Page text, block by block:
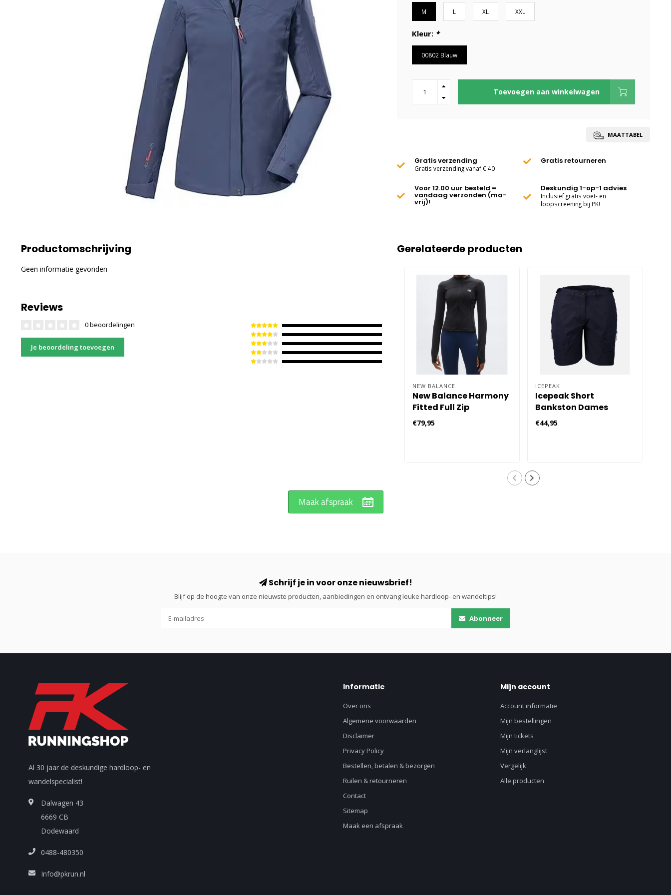
M L XL XXL
Kleur: *
00802 Blauw
Toevoegen aan winkelwagen
MAATTABEL
Gratis verzending
Gratis verzending vanaf € 40
Gratis retourneren
Voor 12.00 uur besteld =
vandaag verzonden (ma-
vrij)!
Deskundig 1-op-1 advies
Inclusief gratis voet- en
loopscreening bij PK!
Productomschrijving
Geen informatie gevonden
Reviews
0 beoordelingen
Je beoordeling toevoegen
Gerelateerde producten
NEW BALANCE
New Balance Harmony
Fitted Full Zip
Hardloopkleding
Dames - Zwart
€79,95
ICEPEAK
Icepeak Short
Bankston Dames
€44,95
Maak afspraak
Schrijf je in voor onze nieuwsbrief!
Blijf op de hoogte van onze nieuwste producten, aanbiedingen en ontvang leuke hardloop- en wandeltips!
Abonneer
Al 30 jaar de deskundige hardloop- en
wandelspecialist!
Dalwagen 43
6669 CB
Dodewaard
0488-480350
Info@pkrun.nl
Informatie
Over ons
Algemene voorwaarden
Disclaimer
Privacy Policy
Bestellen, betalen & bezorgen
Ruilen & retourneren
Contact
Sitemap
Maak een afspraak
Mijn account
Account informatie
Mijn bestellingen
Mijn tickets
Mijn verlanglijst
Vergelijk
Alle producten